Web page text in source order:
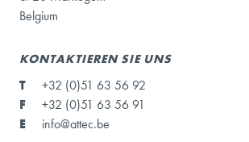
Belgium
KONTAKTIEREN SIE UNS
T
+32 (0)51 63 56 92
F
+32 (0)51 63 56 91
E
info@attec.be